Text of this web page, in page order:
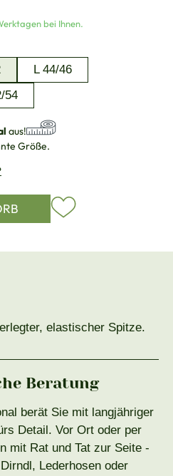
bei Ihnen.
L 44/46
54
aus!
Größe.
elastischer Spitze.
Beratung
berät Sie mit langjähriger
Detail. Vor Ort oder per
mit Rat und Tat zur Seite -
Lederhosen oder